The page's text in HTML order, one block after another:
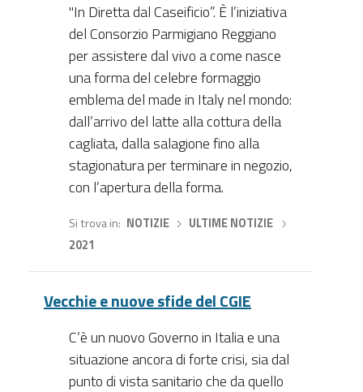
"In Diretta dal Caseificio”. È l’iniziativa
del Consorzio Parmigiano Reggiano
per assistere dal vivo a come nasce
una forma del celebre formaggio
emblema del made in Italy nel mondo:
dall’arrivo del latte alla cottura della
cagliata, dalla salagione fino alla
stagionatura per terminare in negozio,
con l’apertura della forma.
Si trova in NOTIZIE› ULTIME NOTIZIE
2021
Vecchie e nuove sfide del CGIE
C’è un nuovo Governo in Italia e una
situazione ancora di forte crisi, sia dal
punto di vista sanitario che da quello